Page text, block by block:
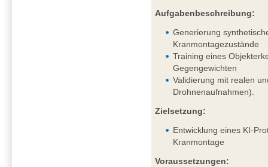
Aufgabenbeschreibung:
Generierung
Kranmontagezustände
Training eines
Gegengewichten
Validierung mit realen
Drohnenaufnahmen).
Zielsetzung:
Entwicklung eines KI-
Kranmontage
Voraussetzungen: